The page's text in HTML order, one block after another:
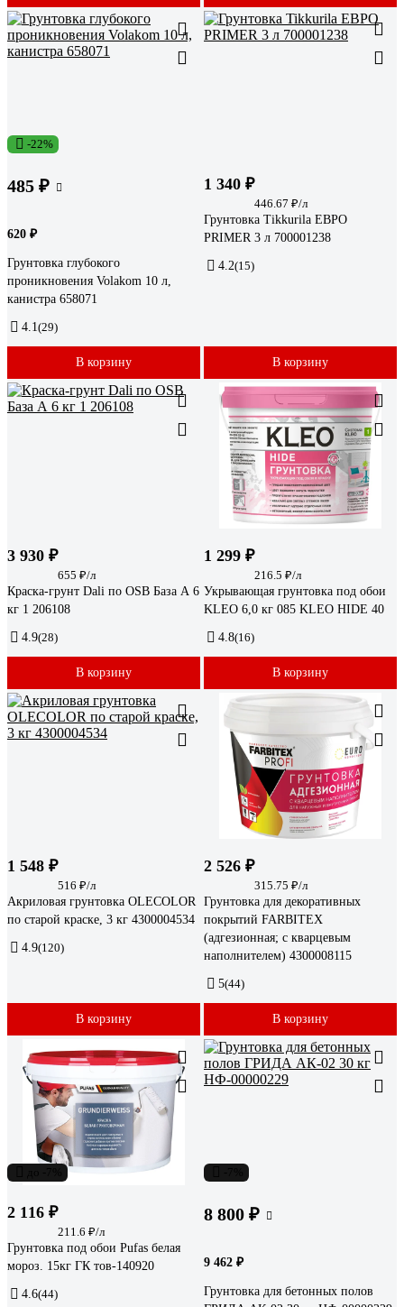
-22%
485 ₽
620 ₽
Грунтовка глубокого
проникновения Volakom 10 л,
канистра 658071
4.1 (29)
В корзину
1 340 ₽
446.67 ₽/л
Грунтовка Tikkurila ЕВРО
PRIMER 3 л 700001238
4.2(15)
В корзину
3 930 ₽
655 ₽/л
Краска-грунт Dali по OSB База А 6
кг 1 206108
4.9(28)
В корзину
1 299 ₽
216.5 ₽/л
Укрывающая грунтовка под обои
KLEO 6,0 кг 085 KLEO HIDE 40
4.8(16)
В корзину
1 548 ₽
516 ₽/л
Акриловая грунтовка OLECOLOR
по старой краске, 3 кг 4300004534
4.9(120)
В корзину
2 526 ₽
315.75 ₽/л
Грунтовка для декоративных
покрытий FARBITEX
(адгезионная; с кварцевым
наполнителем) 4300008115
5(44)
В корзину
2 116 ₽
211.6 ₽/л
Грунтовка под обои Pufas белая
мороз. 15кг ГК тов-140920
4.6(44)
8 800 ₽
9 462 ₽
Грунтовка для бетонных полов